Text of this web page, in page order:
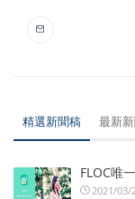
精選新聞稿 最新
FLOC唯
2021/03/